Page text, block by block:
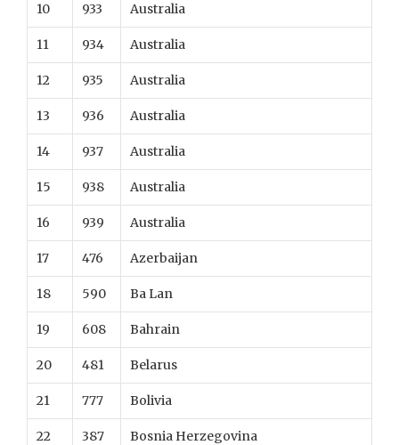
10 933 Australia
11 934 Australia
12 935 Australia
13 936 Australia
14 937 Australia
15 938 Australia
16 939 Australia
17 476 Azerbaijan
18 590 Ba Lan
19 608 Bahrain
20 481 Belarus
21 777 Bolivia
22 387 Bosnia Herzegovina